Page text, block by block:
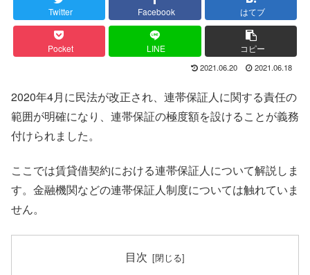
Twitter Facebook はてブ
Pocket LINE コピー
2021.06.20 2021.06.18
2020年4月に民法が改正され、連帯保証人に関する責任の
範囲が明確になり、連帯保証の極度額を設けることが義務
付けられました。
ここでは賃貸借契約における連帯保証人について解説しま
す。金融機関などの連帯保証人制度については触れていま
せん。
目次